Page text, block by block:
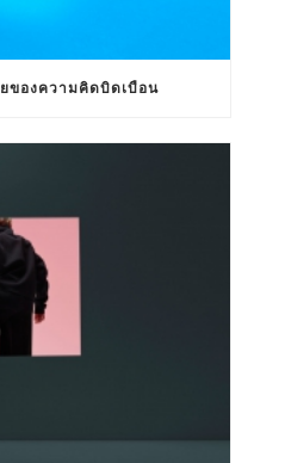
ของความคิดบิดเบือน